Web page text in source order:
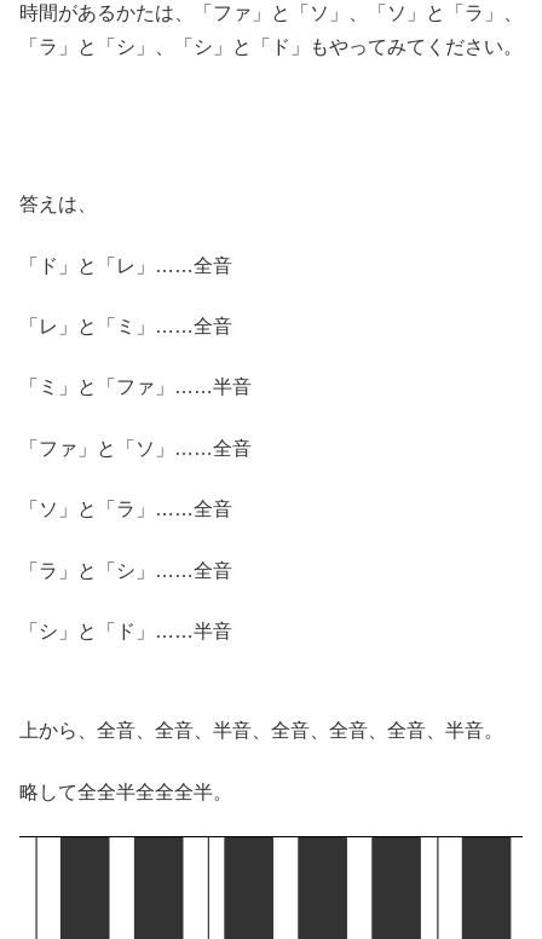
時間があるかたは、「ファ」と「ソ」、「ソ」と「ラ」、
「ラ」と「シ」、「シ」と「ド」もやってみてください。
答えは、
「ド」と「レ」……全音
「レ」と「ミ」……全音
「ミ」と「ファ」……半音
「ファ」と「ソ」……全音
「ソ」と「ラ」……全音
「ラ」と「シ」……全音
「シ」と「ド」……半音
上から、全音、全音、半音、全音、全音、全音、半音。
略して全全半全全全半。